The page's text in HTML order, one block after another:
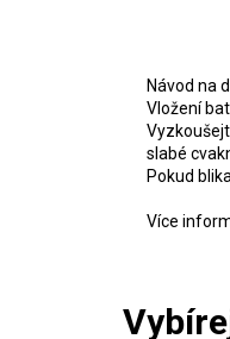
Návod na
Vložení
slabé
Pokud
Více